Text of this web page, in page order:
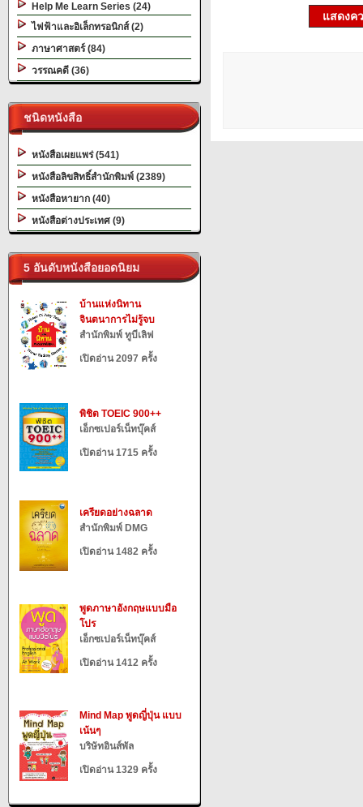
Help Me Learn Series (24)
ไฟฟ้าและอิเล็กทรอนิกส์ (2)
ภาษาศาสตร์ (84)
วรรณคดี (36)
ชนิดหนังสือ
หนังสือเผยแพร่ (541)
หนังสือลิขสิทธิ์สำนักพิมพ์ (2389)
หนังสือหายาก (40)
หนังสือต่างประเทศ (9)
5 อันดับหนังสือยอดนิยม
บ้านแห่งนิทาน
จินตนาการไม่รู้จบ
สำนักพิมพ์ ทูบีเลิฟ
เปิดอ่าน 2097 ครั้ง
พิชิต TOEIC 900++
เอ็กซเปอร์เน็ทบุ๊คส์
เปิดอ่าน 1715 ครั้ง
เครียดอย่างฉลาด
สำนักพิมพ์ DMG
เปิดอ่าน 1482 ครั้ง
พูดภาษาอังกฤษแบบมือ
โปร
เอ็กซเปอร์เน็ทบุ๊คส์
เปิดอ่าน 1412 ครั้ง
Mind Map พูดญี่ปุ่น แบบ
เน้นๆ
บริษัทอินส์พัล
เปิดอ่าน 1329 ครั้ง
แสดงค